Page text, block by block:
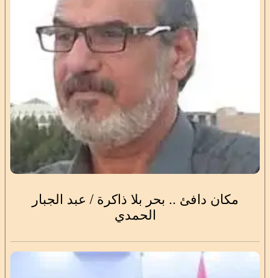
مكان دافئ .. بحر بلا ذاكرة / عبد الجبار
الحمدي